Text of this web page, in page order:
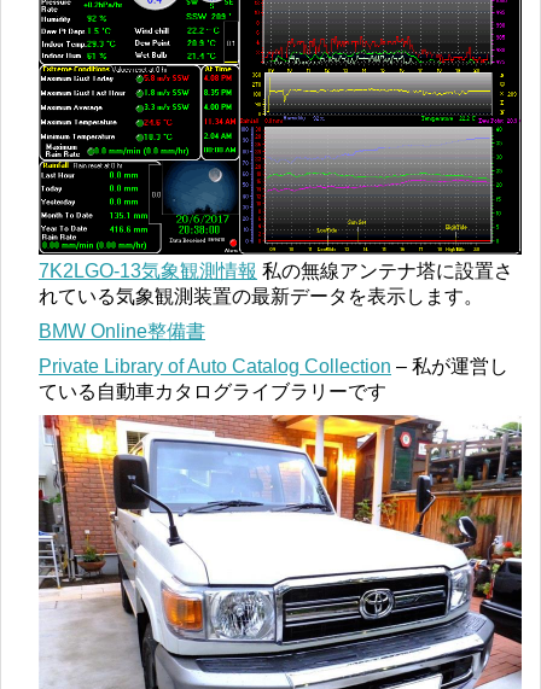
7K2LGO-13気象観測情報 私の無線アンテナ塔に設置さ
れている気象観測装置の最新データを表示します。
BMW Online整備書
Private Library of Auto Catalog Collection – 私が運営し
ている自動車カタログライブラリーです